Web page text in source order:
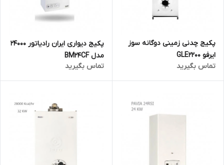
پکیج چدنی زمینی دوگانه سوز
ایرفو GLE2200
تماس بگیرید
پکیج دیواری ایران رادیاتور 24000
مدل BM24CF
تماس بگیرید